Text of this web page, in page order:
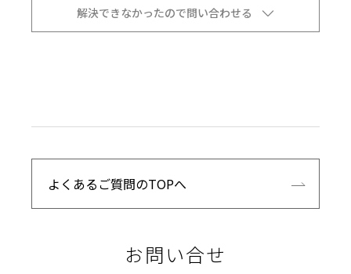
解決できなかったので問い合わせる
よくあるご質問のTOPへ
お問い合せ